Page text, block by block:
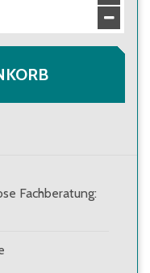
Fachberatung: